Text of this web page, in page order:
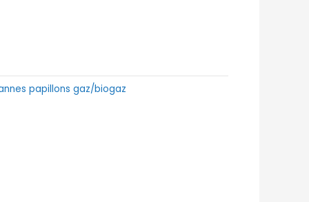
papillons gaz/biogaz